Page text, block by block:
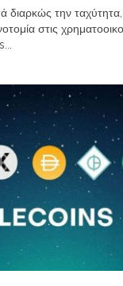
διαρκώς την
στις